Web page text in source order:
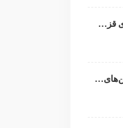
بهترین هتل‌ها و اقامتگاه‌های قزوین برای تجربه‌ای بی‌نظیر
راهنمای کامل فرهنگ و آیین‌های سنتی قزوین برای گردشگران